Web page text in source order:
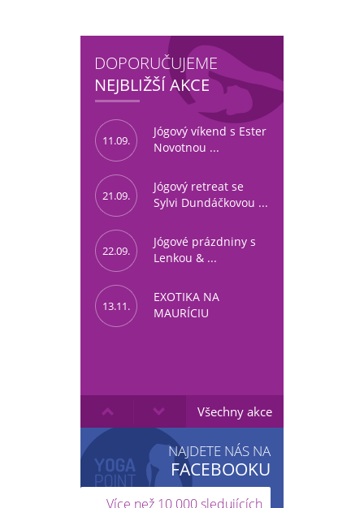
DOPORUČUJEME
NEJBLIŽŠÍ AKCE
11.09.
Jógový víkend s Ester
Novotnou ...
21.09.
Jógový retreat se
Sylvi Dundáčkovou ...
22.09.
Jógové prázdniny s
Lenkou & ...
13.11.
EXOTIKA NA
MAURÍCIU
Všechny akce
NAJDETE NÁS NA
FACEBOOKU
Více než 10 000 sledujících